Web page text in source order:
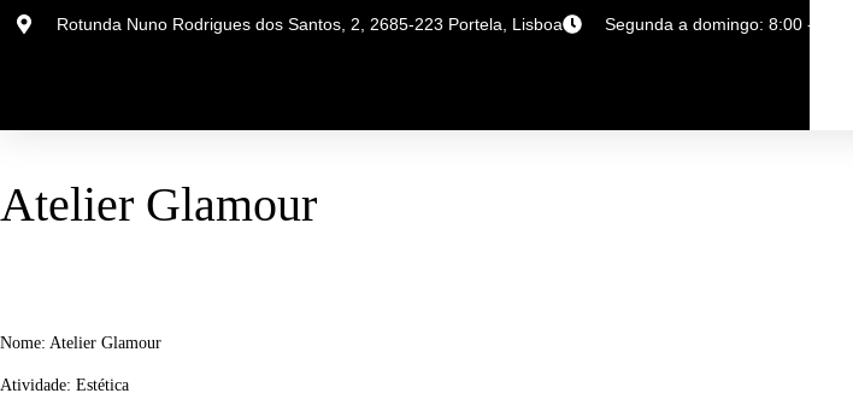
Rotunda Nuno Rodrigues dos Santos, 2, 2685-223 Portela, Lisboa Segunda a domingo: 8:00 - 23:00
Atelier Glamour
Nome: Atelier Glamour
Atividade: Estética